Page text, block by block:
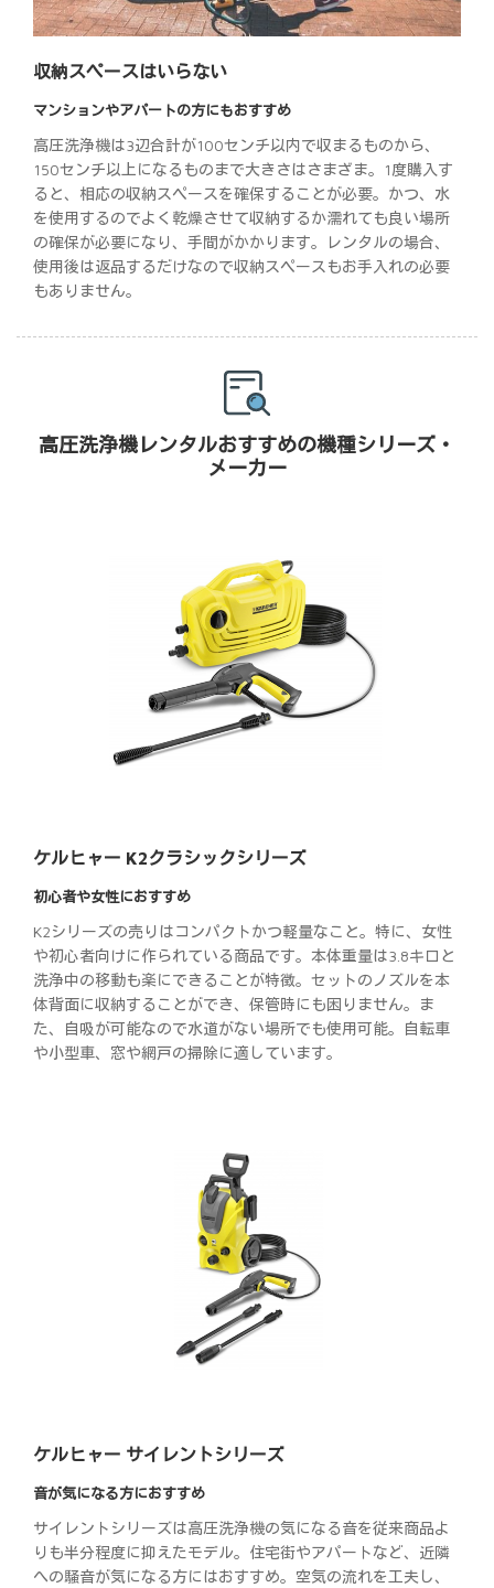
収納スペースはいらない
マンションやアパートの方にもおすすめ
高圧洗浄機は3辺合計が100センチ以内で収まるものから、
150センチ以上になるものまで大きさはさまざま。1度購入す
ると、相応の収納スペースを確保することが必要。かつ、水
を使用するのでよく乾燥させて収納するか濡れても良い場所
の確保が必要になり、手間がかかります。レンタルの場合、
使用後は返品するだけなので収納スペースもお手入れの必要
もありません。
高圧洗浄機レンタルおすすめの機種シリーズ・
メーカー
ケルヒャー K2クラシックシリーズ
初心者や女性におすすめ
K2シリーズの売りはコンパクトかつ軽量なこと。特に、女性
や初心者向けに作られている商品です。本体重量は3.8キロと
洗浄中の移動も楽にできることが特徴。セットのノズルを本
体背面に収納することができ、保管時にも困りません。ま
た、自吸が可能なので水道がない場所でも使用可能。自転車
や小型車、窓や網戸の掃除に適しています。
ケルヒャー サイレントシリーズ
音が気になる方におすすめ
サイレントシリーズは高圧洗浄機の気になる音を従来商品よ
りも半分程度に抑えたモデル。住宅街やアパートなど、近隣
への騒音が気になる方にはおすすめ。空気の流れを工夫し、